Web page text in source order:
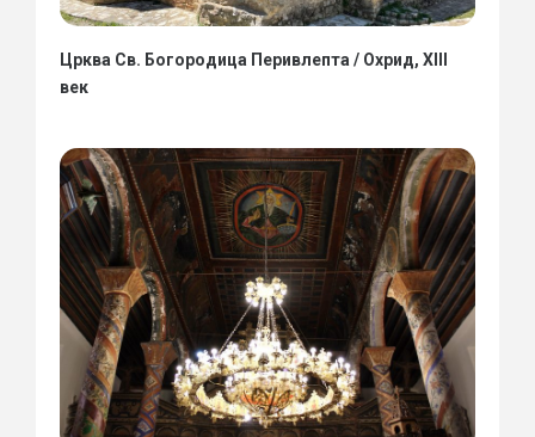
Црква Св. Богородица Перивлепта / Охрид, XIII
век